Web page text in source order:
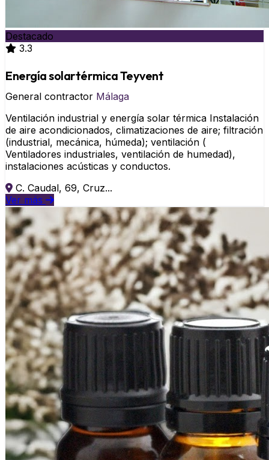
Destacado
3.3
Energía solartérmica Teyvent
General contractor Málaga
Ventilación industrial y energía solar térmica Instalación
de aire acondicionados, climatizaciones de aire; filtración
(industrial, mecánica, húmeda); ventilación (
Ventiladores industriales, ventilación de humedad),
instalaciones acústicas y conductos.
C. Caudal, 69, Cruz...
Ver más